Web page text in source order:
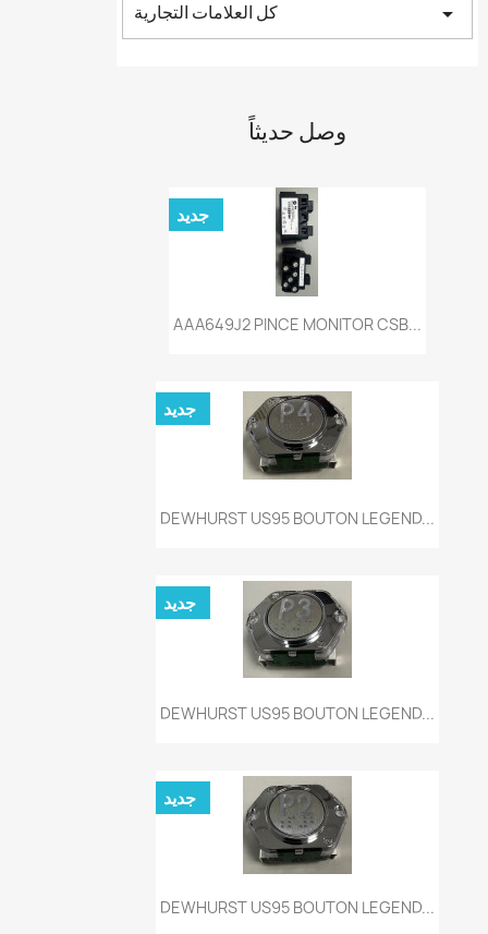
كل العلامات التجارية arrow_drop_down
وصل حديثاً
نظرة سريعة
AAA649J2 PINCE MONITOR CSB...
جديد
نظرة سريعة
DEWHURST US95 BOUTON LEGEND...
جديد
نظرة سريعة
DEWHURST US95 BOUTON LEGEND...
جديد
نظرة سريعة
DEWHURST US95 BOUTON LEGEND...
جديد